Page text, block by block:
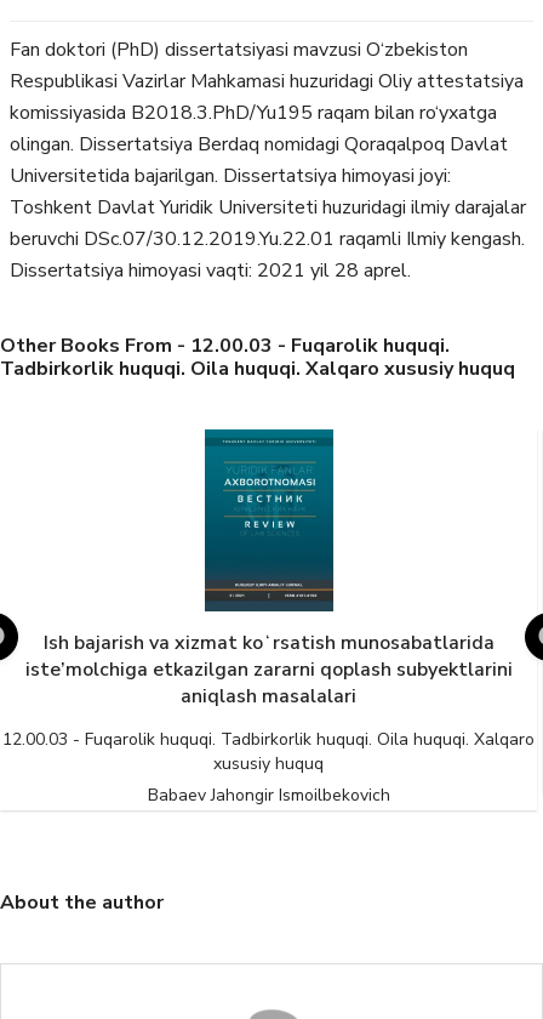
Fan doktori (PhD) dissertatsiyasi mavzusi O‘zbekiston
Respublikasi Vazirlar Mahkamasi huzuridagi Oliy attestatsiya
komissiyasida B2018.3.PhD/Yu195 raqam bilan ro‘yxatga
olingan. Dissertatsiya Berdaq nomidagi Qoraqalpoq Davlat
Universitetida bajarilgan. Dissertatsiya himoyasi joyi:
Toshkent Davlat Yuridik Universiteti huzuridagi ilmiy darajalar
beruvchi DSc.07/30.12.2019.Yu.22.01 raqamli Ilmiy kengash.
Dissertatsiya himoyasi vaqti: 2021 yil 28 aprel.
Other Books From - 12.00.03 - Fuqarolik huquqi.
Tadbirkorlik huquqi. Oila huquqi. Xalqaro xususiy huquq
Ish bajarish va xizmat koʻrsatish munosabatlarida
iste’molchiga etkazilgan zararni qoplash subyektlarini
aniqlash masalalari
12.00.03 - Fuqarolik huquqi. Tadbirkorlik huquqi. Oila huquqi. Xalqaro
xususiy huquq
Babaev Jahongir Ismoilbekovich
About the author